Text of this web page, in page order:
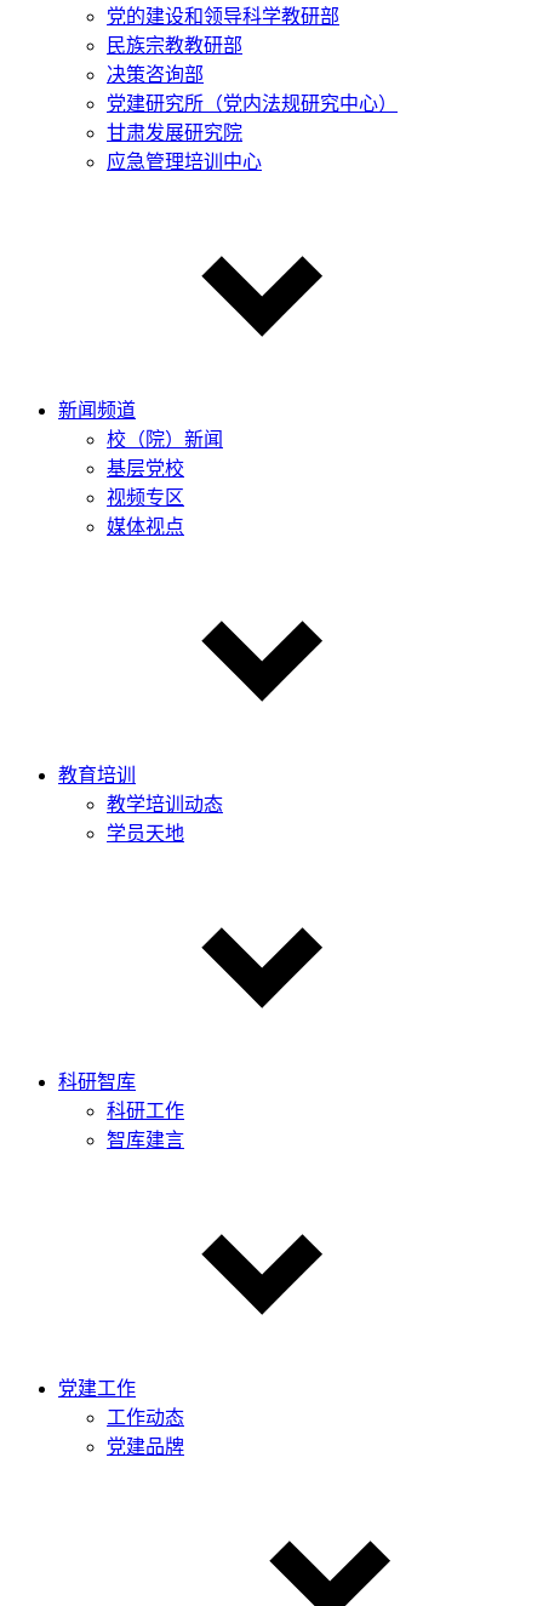
党的建设和领导科学教研部
民族宗教教研部
决策咨询部
党建研究所（党内法规研究中心）
甘肃发展研究院
应急管理培训中心
新闻频道
校（院）新闻
基层党校
视频专区
媒体视点
教育培训
教学培训动态
学员天地
科研智库
科研工作
智库建言
党建工作
工作动态
党建品牌